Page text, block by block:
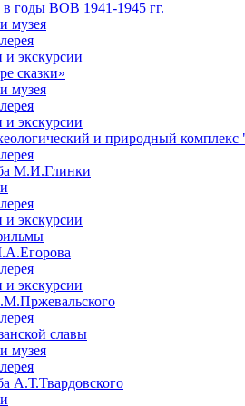
годы ВОВ 1941-1945 гг.
музея
экскурсии
сказки»
музея
экскурсии
и природный комплекс
М.И.Глинки
экскурсии
экскурсии
славы
музея
А.Т.Твардовского